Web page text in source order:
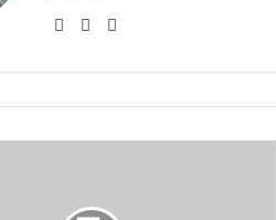
WebsiteLinkedin